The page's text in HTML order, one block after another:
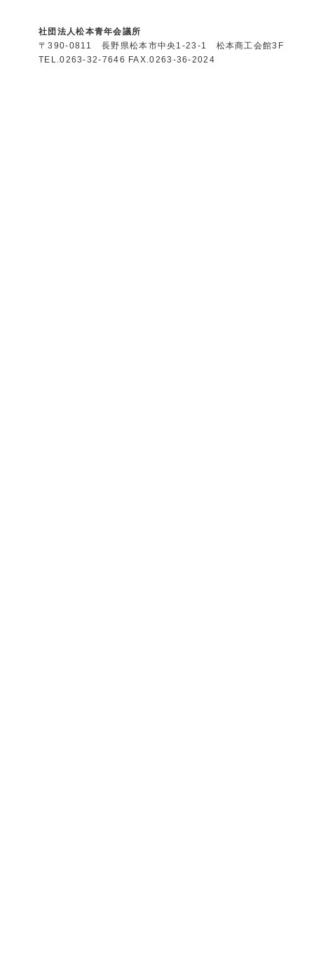
社団法人松本青年会議所
〒390-0811 長野県松本市中央1-23-1 松本商工会館3F
TEL.0263-32-7646 FAX.0263-36-2024